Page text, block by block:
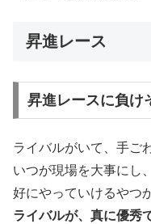
昇進レース
昇進レースに負け
ライバルがいて、手ご
いつが現場を大事にし
好にやっていけるやつ
ライバルが、真に優秀